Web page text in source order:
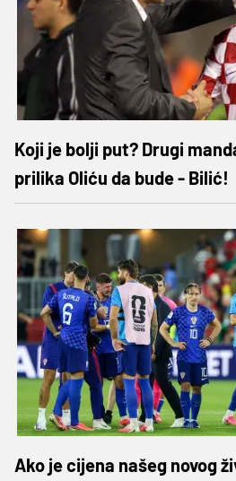
Koji je bolji put? Drugi
prilika Oliću da bude - Bilić!
Ako je cijena našeg novog